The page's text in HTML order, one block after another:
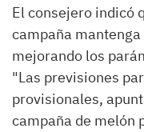
El consejero indicó
campaña
mejorando los
"Las previsiones
provisionales,
campaña de melón